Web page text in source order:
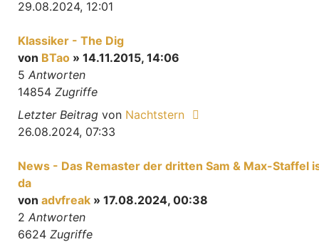
29.08.2024, 12:01
Klassiker - The Dig
von BTao » 14.11.2015, 14:06
5 Antworten
14854 Zugriffe
Letzter Beitrag von Nachtstern
26.08.2024, 07:33
News - Das Remaster der dritten Sam & Max-Staffel
da
von advfreak » 17.08.2024, 00:38
2 Antworten
6624 Zugriffe